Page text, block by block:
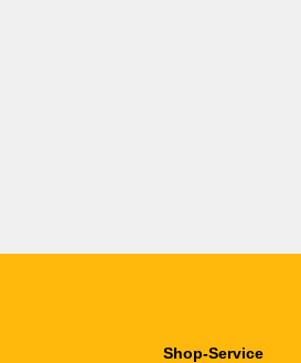
Shop-Service